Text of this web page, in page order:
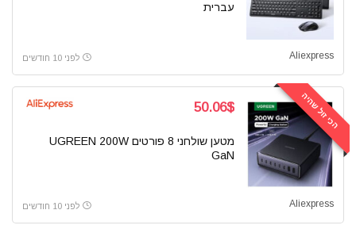
עברית
Aliexpress לפני 10 חודשים
הכי זול שהיה 50.06$
מטען שולחני 8 פורטים UGREEN 200W
GaN
Aliexpress לפני 10 חודשים